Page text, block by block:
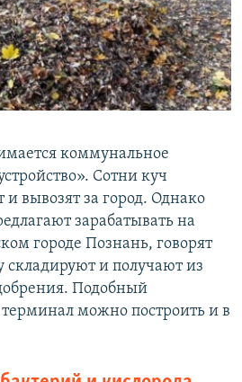
коммунальное
Сотни куч
вывозят за город. Однако
зарабатывать на
городе Познань, говорят
складируют и получают из
Подобный
можно построить и в